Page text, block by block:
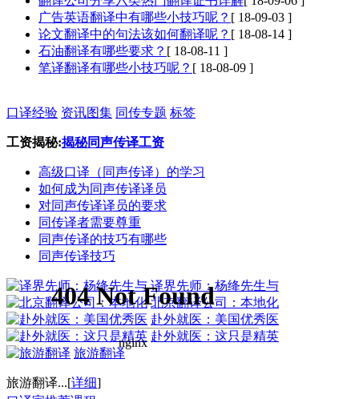
广告英语翻译中有哪些小技巧呢？ [ 18-09-03 ]
论文翻译中的句法该如何翻译呢？ [ 18-08-14 ]
石油翻译有哪些要求？ [ 18-08-11 ]
笔译翻译有哪些小技巧呢？ [ 18-08-09 ]
口译经验 资讯图集 同传专题 标签
工资揭秘:揭秘同声传译工资
高级口译（同声传译）的学习
如何成为同声传译译员
对同声传译译员的要求
同传译者需要尊重
同声传译的技巧有哪些
同声传译技巧
译界先师：杨绛先生与
北京翻译公司：本地化
赴外就医：美国优秀医
赴外就医：这只是精英
旅游翻译
旅游翻译...[详细]